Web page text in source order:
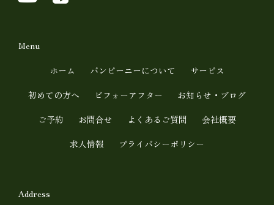
t
b
e
Menu
ホーム バンビーニーについて
サービス
初めての方へ
ビフォーアフター
お知らせ・ブログ
ご予約
お問合せ よくあるご質問
会社概要
求人情報
プライバシーポリシー
Address